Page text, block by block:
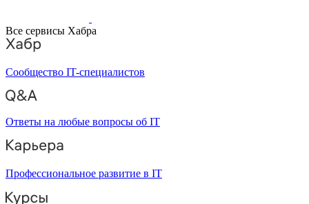
Все сервисы Хабра
Сообщество IT-специалистов
Ответы на любые вопросы об IT
Профессиональное развитие в IT